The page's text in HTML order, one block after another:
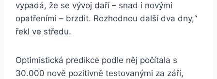
vypadá, že se vývoj daří – snad i novými
opatřeními – brzdit. Rozhodnou další dva dny,“
řekl ve středu.
Optimistická predikce podle něj počítala s
30.000 nově pozitivně testovanými za září,